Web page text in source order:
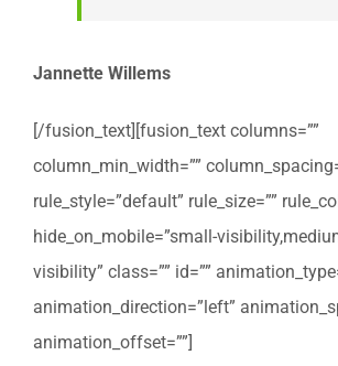
Jannette Willems
[/fusion_text][fusion_text columns=””
column_min_width=””
rule_style=”default” rule_size=””
hide_on_mobile=”small-
visibility” class=”” id=””
animation_direction=”left”
animation_offset=””]